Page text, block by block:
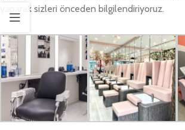
yaparak sizleri önceden bilgilendiriyoruz.